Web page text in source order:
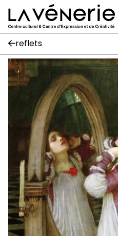
Aller au contenu principal
suivez-nous
Journal Vénerie- version
Newsletter
A
reflets